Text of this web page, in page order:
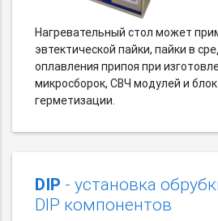
Нагревательный стол может
эвтектической пайки, пайки в
оплавления припоя при
микросборок, СВЧ модулей и
герметизации.
DIP - установка
DIP компонентов